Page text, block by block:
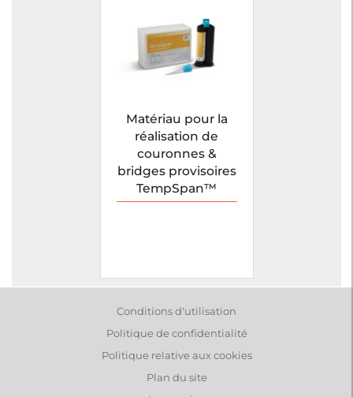
Matériau pour la
réalisation de
couronnes &
bridges provisoires
TempSpan™
Conditions d'utilisation
Politique de confidentialité
Politique relative aux cookies
Plan du site